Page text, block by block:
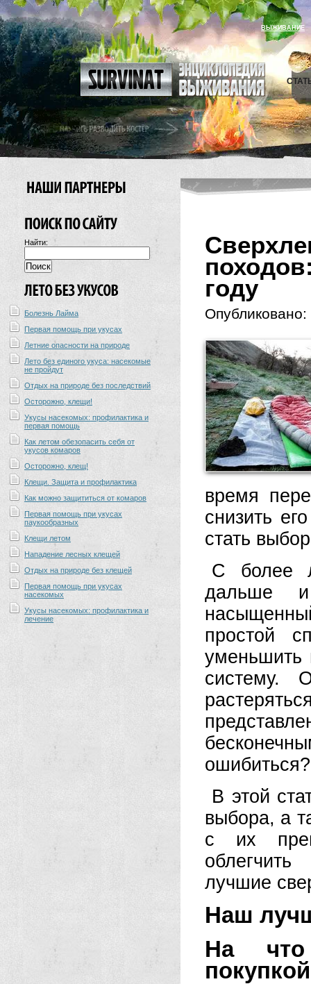
ВЫЖИВАНИЕ
Найти:
Болезнь Лайма
Первая помощь при укусах
Летние опасности на природе
Лето без единого укуса: насекомые
не пройдут
Отдых на природе без последствий
Осторожно, клещи!
Укусы насекомых: профилактика и
первая помощь
Как летом обезопасить себя от
укусов комаров
Осторожно, клещ!
Клещи. Защита и профилактика
Как можно защититься от комаров
Первая помощь при укусах
паукообразных
Клещи летом
Нападение лесных клещей
Отдых на природе без клещей
Первая помощь при укусах
насекомых
Укусы насекомых: профилактика и
лечение
году
Опубликовано:
время
снизить
стать
С более
дальше
простой
уменьшить
систему.
ошибиться?
В этой
выбора, а
с их
лучшие
Наш
На что
покупкой